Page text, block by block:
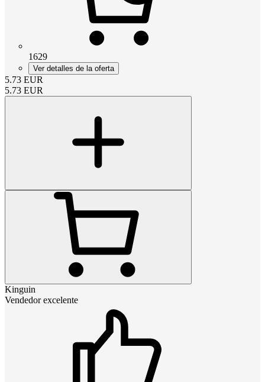
1629
Ver detalles de la oferta
5.73 EUR
5.73 EUR
Kinguin
Vendedor excelente